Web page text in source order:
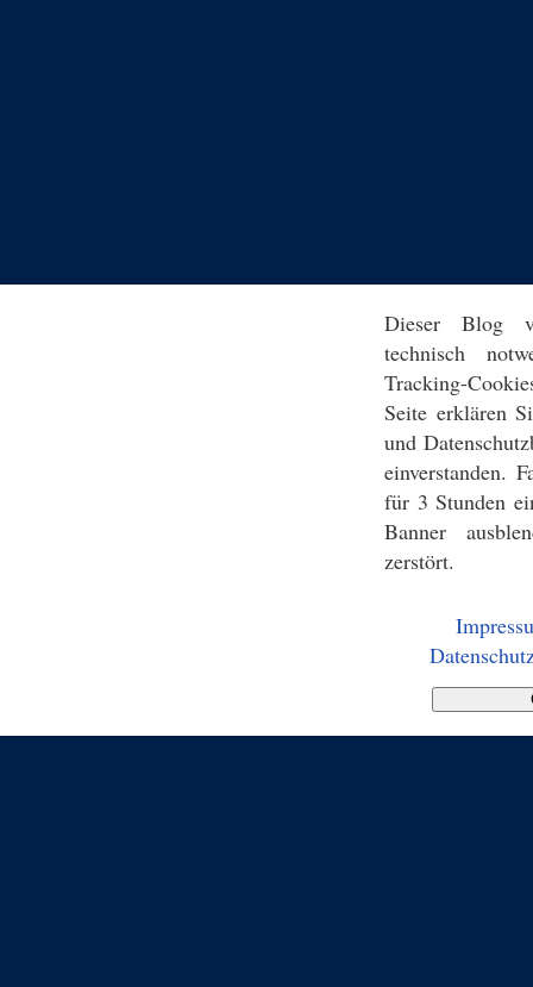
Dieser Blog
technisch
Tracking-
Seite erklären
und
einverstanden.
für 3 Stunden
Banner
zerstört.